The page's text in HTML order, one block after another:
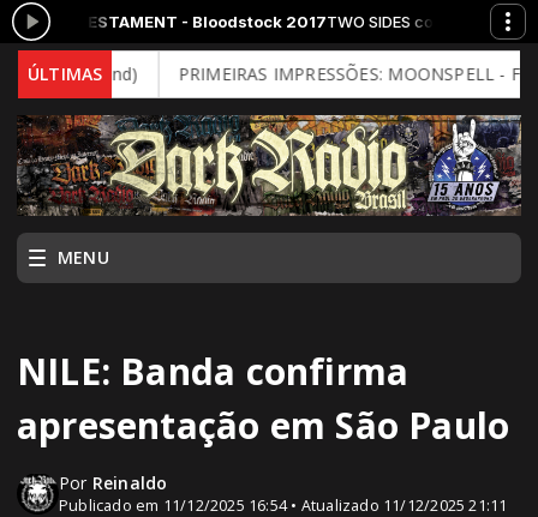
- Bloodstock 2017TWO SIDES com Rogerio Rocker das
ÚLTIMAS
Mind) PRIMEIRAS IMPRESSÕES: MOONSPELL - Far From
MENU
NILE: Banda confirma
apresentação em São Paulo
Por Reinaldo
Publicado em 11/12/2025 16:54 • Atualizado 11/12/2025 21:11